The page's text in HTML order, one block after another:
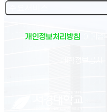
개인정보처리방침